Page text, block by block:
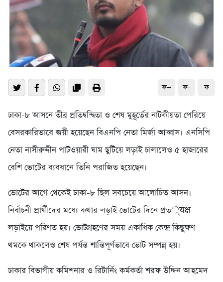
ফ+ ফ- ফ
ঢাকা-৮ আসনে তীব্র প্রতিদ্বন্দ্বিতা ও শেষ মুহূর্তের নাটকীয়তা পেরিয়ে
বেসরকারিভাবে জয়ী হয়েছেন বিএনপি নেতা মির্জা আব্বাস। এনসিপি
নেতা নাসীরুদ্দীন পাটওয়ারী ঘাম ছুটিয়ে লড়াই চালালেও ৫ হাজারের
বেশি ভোটের ব্যবধানে তিনি পরাজিত হয়েছেন।
ভোটের আগে থেকেই ঢাকা-৮ ছিল সবচেয়ে আলোচিত আসন।
নির্বাচনী প্রার্থীদের মধ্যে কথার লড়াই ভোটের দিনে প্রত्यक्ष
লড়াইয়ে পরিণত হয়। ভোটগ্রহণের সময় একাধিক কেন্দ্র কিছুক্ষণ
থমকে থাকলেও শেষ পর্যন্ত শান্তিপূর্ণভাবে ভোট সম্পন্ন হয়।
ঢাকার বিভাগীয় কমিশনার ও রিটার্নিং কর্মকর্তা শরফ উদ্দিন আহমেদ